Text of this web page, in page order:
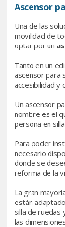
Ascensor
Una de las
movilidad de
optar por un
Tanto en un
ascensor para
accesibilidad y
Un ascensor
nombre es el
persona en
Para poder
necesario
donde se
reforma de la
La gran
están
silla de ruedas
las